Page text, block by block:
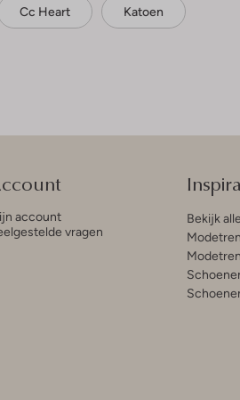
Cc Heart Katoen
account
vragen
Bekijk